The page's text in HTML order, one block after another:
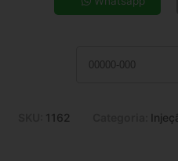
9x de R$ 25,50
1162